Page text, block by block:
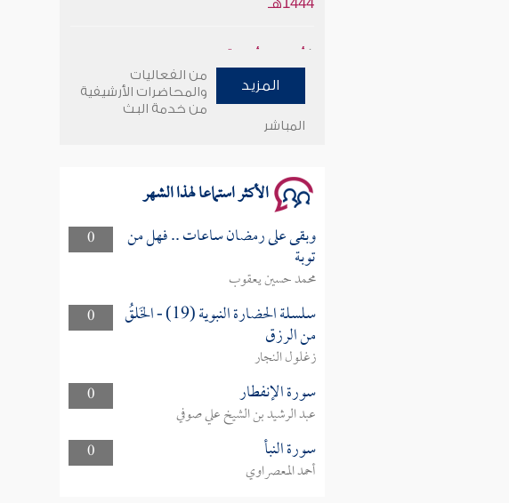
وأمنهم من خوف 9
سلسلة محاضرات نفحات رمضانية
المزيد
من الفعاليات
والمحاضرات الأرشيفية
من خدمة البث
المباشر
الأكثر استماعا لهذا الشهر
0 وبقى على رمضان ساعات .. فهل من
توبة
محمد حسين يعقوب
0
سلسلة الحضارة النبوية (19) - الخَلقُ
من الرزق
زغلول النجار
0
سورة الإنفطار
عبد الرشيد بن الشيخ علي صوفي
0
سورة النبأ
أحمد المعصراوي